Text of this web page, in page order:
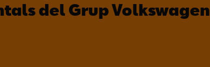
del Grup Volkswagen